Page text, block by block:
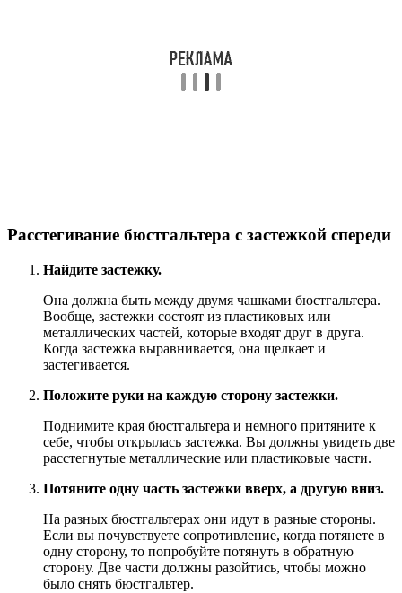
Расстегивание бюстгальтера с застежкой спереди
Найдите застежку.
Она должна быть между двумя чашками бюстгальтера.
Вообще, застежки состоят из пластиковых или
металлических частей, которые входят друг в друга.
Когда застежка выравнивается, она щелкает и
застегивается.
Положите руки на каждую сторону застежки.
Поднимите края бюстгальтера и немного притяните к
себе, чтобы открылась застежка. Вы должны увидеть две
расстегнутые металлические или пластиковые части.
Потяните одну часть застежки вверх, а другую вниз.
На разных бюстгальтерах они идут в разные стороны.
Если вы почувствуете сопротивление, когда потянете в
одну сторону, то попробуйте потянуть в обратную
сторону. Две части должны разойтись, чтобы можно
было снять бюстгальтер.